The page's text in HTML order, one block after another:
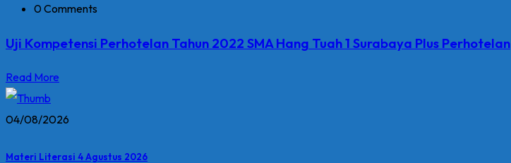
0 Comments
Uji Kompetensi Perhotelan Tahun 2022 SMA Hang Tuah 1 Surabaya Plus Perhotelan
Read More
04/08/2026
Materi Literasi 4 Agustus 2026